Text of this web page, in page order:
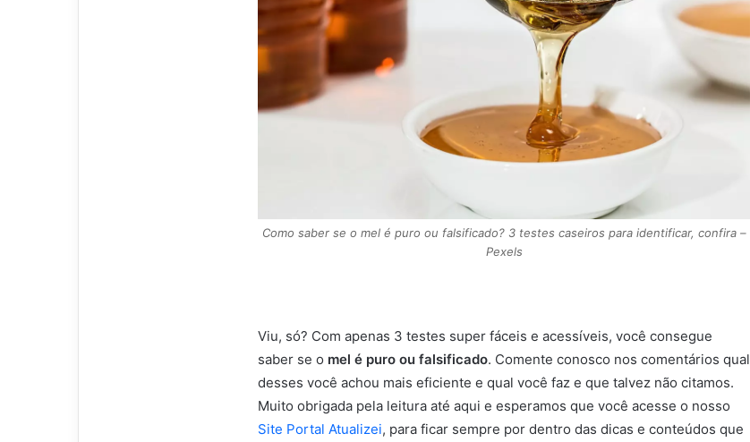
Como saber se o mel é puro ou falsificado? 3 testes caseiros para identificar, confira –
Pexels
Viu, só? Com apenas 3 testes super fáceis e acessíveis, você consegue
saber se o mel é puro ou falsificado. Comente conosco nos comentários qual
desses você achou mais eficiente e qual você faz e que talvez não citamos.
Muito obrigada pela leitura até aqui e esperamos que você acesse o nosso
Site Portal Atualizei, para ficar sempre por dentro das dicas e conteúdos que